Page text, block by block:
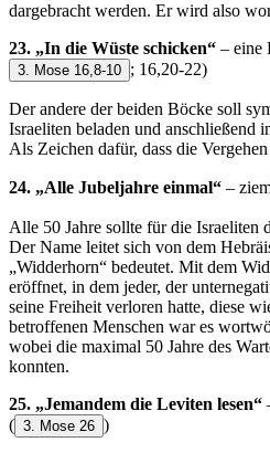
dargebracht werden. Er wird also
23. „In die Wüste schicken“ – eine
3. Mose 16,8-10 ; 16,20-22)
Der andere der beiden Böcke soll
Israeliten beladen und anschließend
Als Zeichen dafür, dass die
24. „Alle Jubeljahre einmal“ –
Alle 50 Jahre sollte für die Israeliten
Der Name leitet sich von dem
„Widderhorn“ bedeutet. Mit dem
eröffnet, in dem jeder, der
seine Freiheit verloren hatte, diese
betroffenen Menschen war es
wobei die maximal 50 Jahre des
konnten.
25. „Jemandem die Leviten lesen“
( 3. Mose 26 )